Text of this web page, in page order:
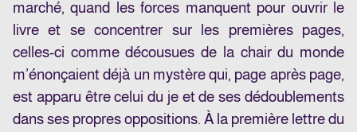
marché, quand les forces manquent pour ouvrir le
livre et se concentrer sur les premières pages,
celles-ci comme décousues de la chair du monde
m’énonçaient déjà un mystère qui, page après page,
est apparu être celui du je et de ses dédoublements
dans ses propres oppositions. À la première lettre du